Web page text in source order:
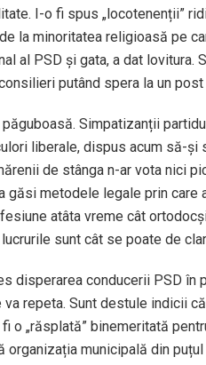
I-o fi spus „locotenenții”
la minoritatea religioasă pe
al PSD și gata, a dat lovitura.
putând spera la un
Simpatizanții
liberale, dispus acum să-și
de stânga n-ar vota nici
găsi metodele legale prin care
atâta vreme cât
sunt cât se poate de
disperarea conducerii PSD în
repeta. Sunt destule indicii
fi o „răsplată” binemeritată
organizația municipală din